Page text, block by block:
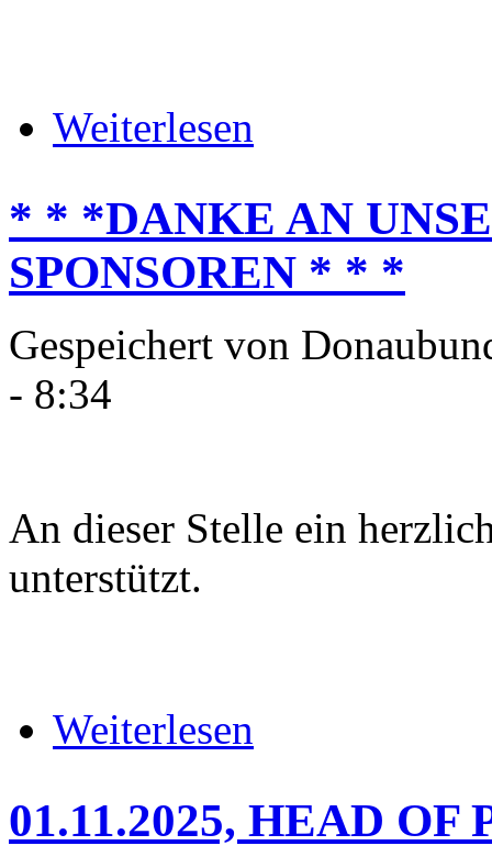
Weiterlesen
* * *DANKE AN
SPONSOREN * * *
Gespeichert von
- 8:34
An dieser Stelle ein
unterstützt.
Weiterlesen
01.11.2025, HEAD OF